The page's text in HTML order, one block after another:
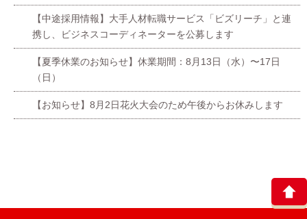
【中途採用情報】大手人材転職サービス「ビズリーチ」と連
携し、ビジネスコーディネーターを公募します
【夏季休業のお知らせ】休業期間：8月13日（水）〜17日
（日）
【お知らせ】8月2日花火大会のため午後からお休みします